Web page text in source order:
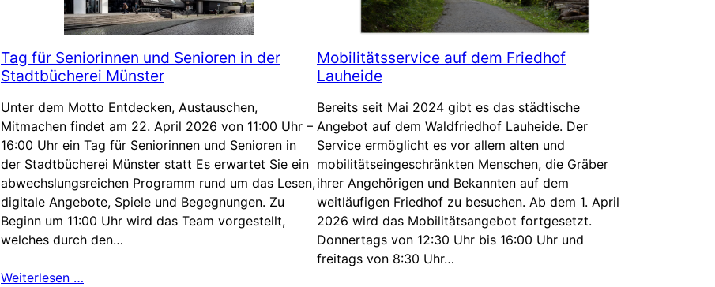
Tag für Seniorinnen und Senioren in der
Stadtbücherei Münster
Unter dem Motto Entdecken, Austauschen,
Mitmachen findet am 22. April 2026 von 11:00 Uhr –
16:00 Uhr ein Tag für Seniorinnen und Senioren in
der Stadtbücherei Münster statt Es erwartet Sie ein
abwechslungsreichen Programm rund um das Lesen,
digitale Angebote, Spiele und Begegnungen. Zu
Beginn um 11:00 Uhr wird das Team vorgestellt,
welches durch den…
Weiterlesen …
Mobilitätsservice auf dem Friedhof
Lauheide
Bereits seit Mai 2024 gibt es das städtische
Angebot auf dem Waldfriedhof Lauheide. Der
Service ermöglicht es vor allem alten und
mobilitätseingeschränkten Menschen, die Gräber
ihrer Angehörigen und Bekannten auf dem
weitläufigen Friedhof zu besuchen. Ab dem 1. April
2026 wird das Mobilitätsangebot fortgesetzt.
Donnertags von 12:30 Uhr bis 16:00 Uhr und
freitags von 8:30 Uhr…